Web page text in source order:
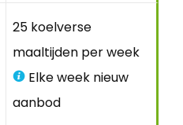
25 koelverse
maaltijden per week
Elke week nieuw
aanbod